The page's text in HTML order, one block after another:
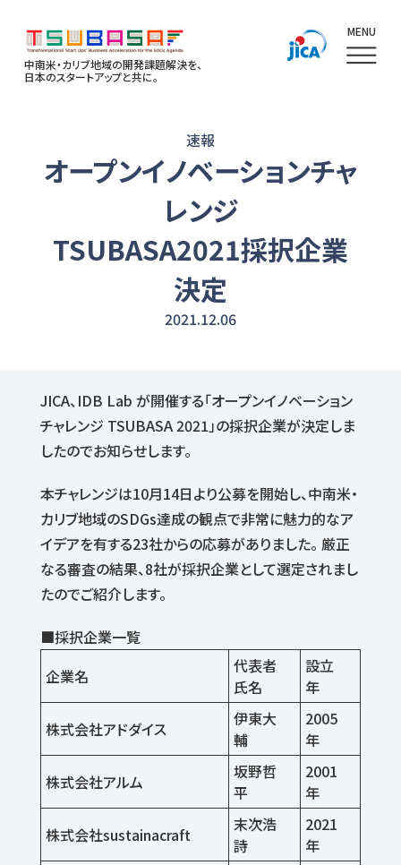
中南米・カリブ地域の開発課題解決を、
日本のスタートアップと共に。
MENU
速報
オープンイノベーションチャ
レンジ
TSUBASA2021採択企業
決定
2021.12.06
JICA、IDB Lab が開催する「オープンイノベーション
チャレンジ TSUBASA 2021」の採択企業が決定しま
したのでお知らせします。
本チャレンジは10月14日より公募を開始し、中南米・
カリブ地域のSDGs達成の観点で非常に魅力的なア
イデアを有する23社からの応募がありました。 厳正
なる審査の結果、8社が採択企業として選定されまし
たのでご紹介します。
■採択企業一覧
企業名
代表者
氏名
設立
年
株式会社アドダイス
伊東大
輔
2005
年
株式会社アルム
坂野哲
平
2001
年
株式会社sustainacraft
末次浩
詩
2021
年